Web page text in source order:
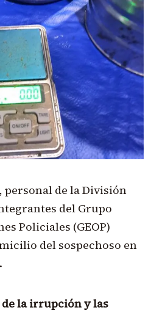
de la División
del Grupo
Policiales (GEOP)
del sospechoso en
la irrupción y las